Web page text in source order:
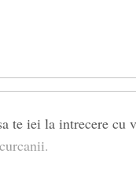
te iei la intrecere cu